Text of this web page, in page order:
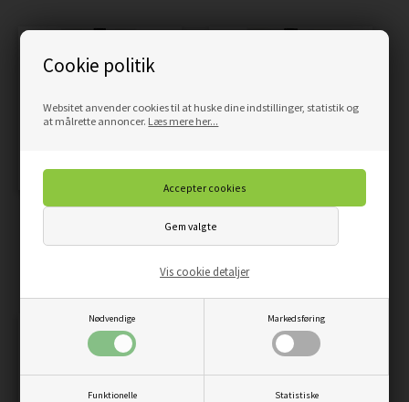
Cookie politik
Websitet anvender cookies til at huske dine indstillinger, statistik og
at målrette annoncer. Læs mere her...
Nødvendige Markedsføring
Funktionelle Statistiske
Vis cookie detaljerPris